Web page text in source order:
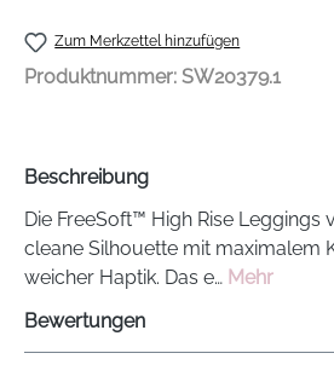
Zum Merkzettel hinzufügen
Produktnummer: SW20379.1
Beschreibung
Die FreeSoft™ High Rise Leggings
cleane Silhouette mit maximalem
weicher Haptik. Das e… Mehr
Bewertungen